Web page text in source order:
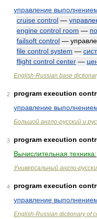
управление
cruise control —
engine control room —
failsoft control —
file control system —
flight control center —
English-Russian base
2 program execution
управление
Большой англо-русский и
3 program execution
Вычислительная техника:
Универсальный англо-
4 program execution
управление
English-Russian dictionary of